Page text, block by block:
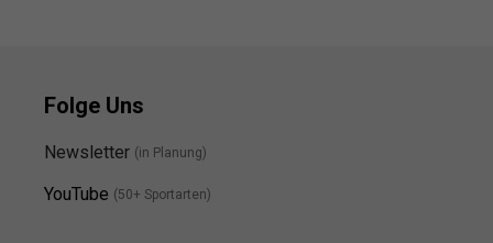
Folge Uns
Newsletter (in Planung)
YouTube (50+ Sportarten)